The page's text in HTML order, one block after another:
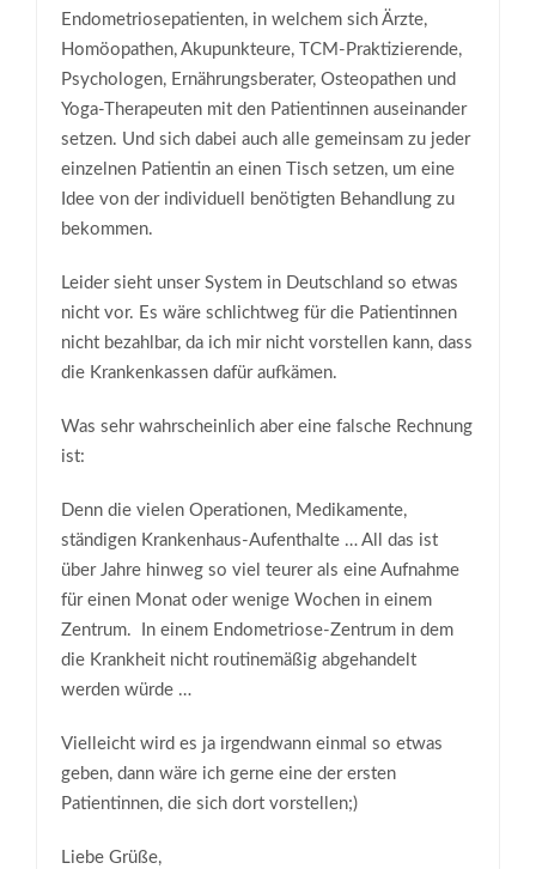
Endometriosepatienten, in welchem sich Ärzte,
Homöopathen, Akupunkteure, TCM-Praktizierende,
Psychologen, Ernährungsberater, Osteopathen und
Yoga-Therapeuten mit den Patientinnen auseinander
setzen. Und sich dabei auch alle gemeinsam zu jeder
einzelnen Patientin an einen Tisch setzen, um eine
Idee von der individuell benötigten Behandlung zu
bekommen.
Leider sieht unser System in Deutschland so etwas
nicht vor. Es wäre schlichtweg für die Patientinnen
nicht bezahlbar, da ich mir nicht vorstellen kann, dass
die Krankenkassen dafür aufkämen.
Was sehr wahrscheinlich aber eine falsche Rechnung
ist:
Denn die vielen Operationen, Medikamente,
ständigen Krankenhaus-Aufenthalte … All das ist
über Jahre hinweg so viel teurer als eine Aufnahme
für einen Monat oder wenige Wochen in einem
Zentrum. In einem Endometriose-Zentrum in dem
die Krankheit nicht routinemäßig abgehandelt
werden würde …
Vielleicht wird es ja irgendwann einmal so etwas
geben, dann wäre ich gerne eine der ersten
Patientinnen, die sich dort vorstellen;)
Liebe Grüße,